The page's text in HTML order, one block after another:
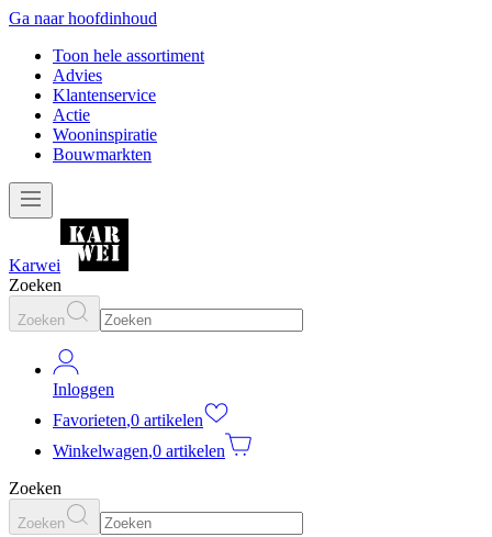
Ga naar hoofdinhoud
Toon hele assortiment
Advies
Klantenservice
Actie
Wooninspiratie
Bouwmarkten
Karwei
Zoeken
Zoeken
Inloggen
Favorieten,0 artikelen
Winkelwagen,0 artikelen
Zoeken
Zoeken